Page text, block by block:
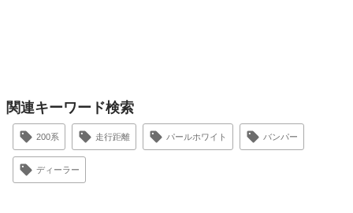
関連キーワード検索
200系 走行距離 パールホワイト バンパー
ディーラー